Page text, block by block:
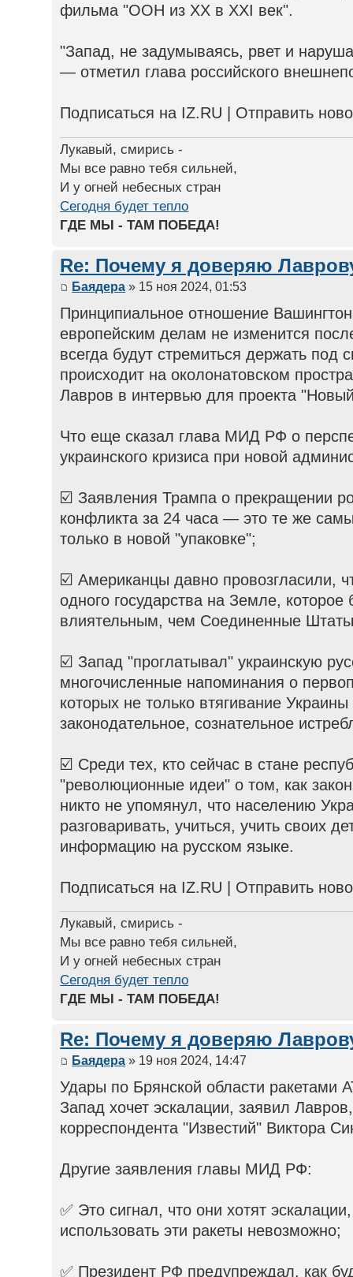
фильма "ООН из XX в XXI век".
"Запад, не задумываясь, рвет и
— отметил глава российского
Подписаться на IZ.RU | Отправить
Лукавый, смирись -
Мы все равно тебя сильней,
И у огней небесных стран
Сегодня будет тепло
ГДЕ МЫ - ТАМ ПОБЕДА!
Re: Почему я доверяю
Баядера » 15 ноя 2024, 01:53
Принципиальное отношение
европейским делам не изменится
всегда будут стремиться держать под
происходит на околонатовском
Лавров в интервью для проекта
Что еще сказал глава МИД РФ о
украинского кризиса при новой
☑️ Заявления Трампа о прекращении
конфликта за 24 часа — это те же
только в новой "упаковке";
☑️ Американцы давно провозгласили,
одного государства на Земле,
влиятельным, чем Соединенные
☑️ Запад "проглатывал" украинскую
многочисленные напоминания о
которых не только втягивание
законодательное, сознательное
☑️ Среди тех, кто сейчас в стане
"революционные идеи" о том, как
никто не упомянул, что населению
разговаривать, учиться, учить своих
информацию на русском языке.
Подписаться на IZ.RU | Отправить
Лукавый, смирись -
Мы все равно тебя сильней,
И у огней небесных стран
Сегодня будет тепло
ГДЕ МЫ - ТАМ ПОБЕДА!
Re: Почему я доверяю
Баядера » 19 ноя 2024, 14:47
Удары по Брянской области ракетами
Запад хочет эскалации, заявил
корреспондента "Известий" Виктора
Другие заявления главы МИД РФ:
✅ Это сигнал, что они хотят
использовать эти ракеты невозможно;
✅ Президент РФ предупреждал, как